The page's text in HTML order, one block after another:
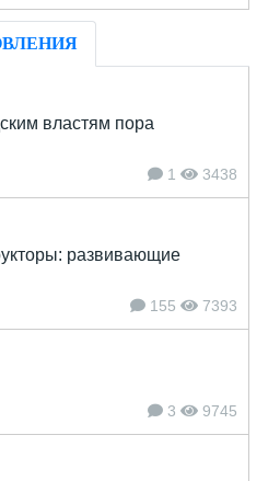
властям пора
1 3438
развивающие
155 7393
3 9745